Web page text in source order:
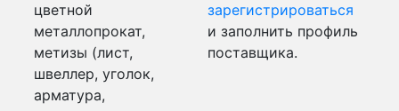
цветной
металлопрокат,
метизы (лист,
швеллер, уголок,
арматура,
зарегистрироваться
и заполнить профиль
поставщика.